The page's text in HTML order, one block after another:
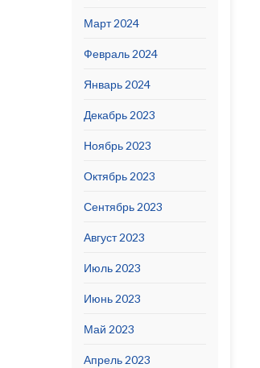
Март 2024
Февраль 2024
Январь 2024
Декабрь 2023
Ноябрь 2023
Октябрь 2023
Сентябрь 2023
Август 2023
Июль 2023
Июнь 2023
Май 2023
Апрель 2023